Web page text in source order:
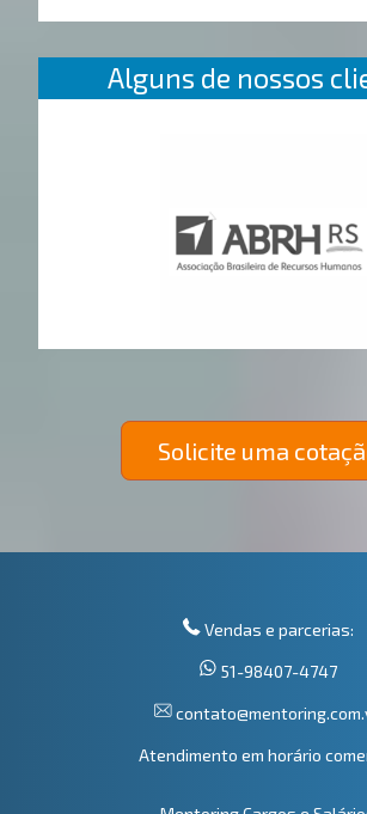
Alguns de nossos
Solicite uma
Vendas e parcerias:
51-98407-4747
Atendimento em horário